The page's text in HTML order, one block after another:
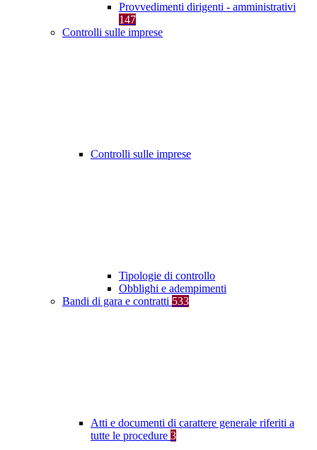
Provvedimenti dirigenti - amministrativi
147
Controlli sulle imprese
Controlli sulle imprese
Tipologie di controllo
Obblighi e adempimenti
Bandi di gara e contratti 533
Atti e documenti di carattere generale riferiti a
tutte le procedure 3